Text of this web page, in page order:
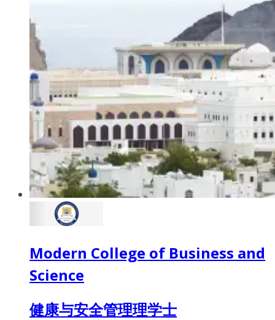
Modern College of Business and
Science
健康与安全管理理学士